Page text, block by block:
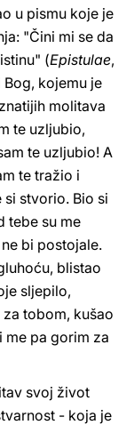
u pismu koje je
"Čini mi se da
(Epistulae,
Bog, kojemu je
molitava
te uzljubio,
te uzljubio! A
te tražio i
stvorio. Bio si
tebe su me
bi postojale.
blistao
sljepilo,
tobom, kušao
me pa gorim za
svoj život
- koja je